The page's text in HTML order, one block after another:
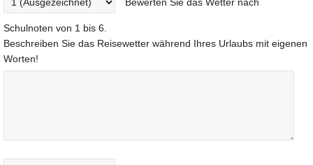
Schulnoten von 1 bis 6.
Beschreiben Sie das Reisewetter während Ihres Urlaubs mit eigenen
Worten!